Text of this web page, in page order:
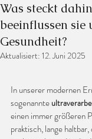
Was steckt
beeinflussen sie
Gesundheit?
Aktualisiert: 12. Juni 2025
In unserer modernen
sogenannte
einen immer größeren
praktisch, lange